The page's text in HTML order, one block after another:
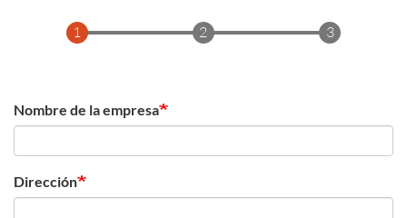
Nombre de la empresa
Dirección